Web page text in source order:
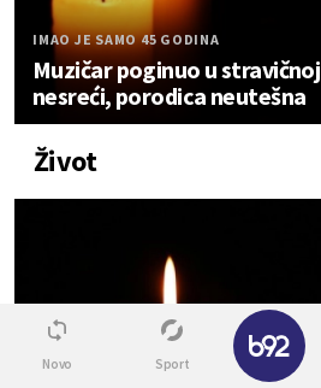
IMAO JE SAMO 45 GODINA
Muzičar poginuo u stravičnoj
nesreći, porodica neutešna
Život
Novo Sport
✕